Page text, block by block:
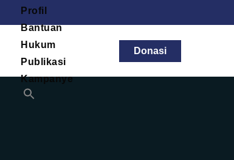
Profil
Bantuan
Hukum
Publikasi
Kampanye
Donasi